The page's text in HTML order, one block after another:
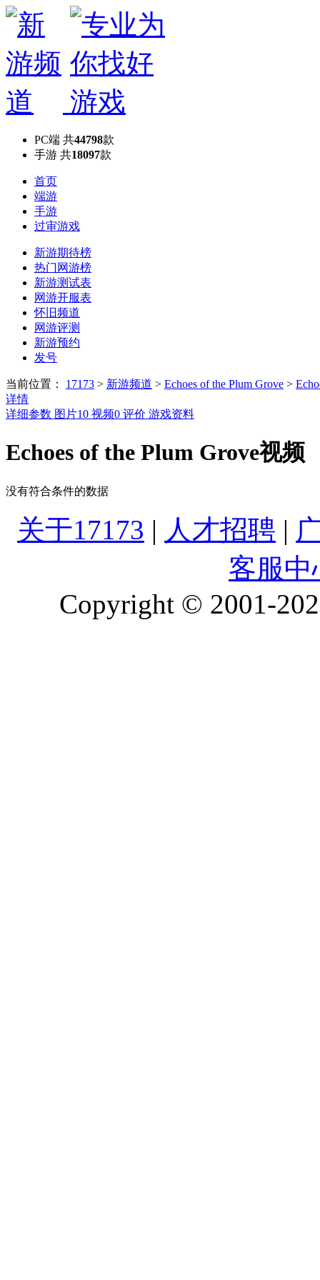
PC端 共44798款
手游 共18097款
首页
端游
手游
过审游戏
新游期待榜
热门网游榜
新游测试表
网游开服表
怀旧频道
网游评测
新游预约
发号
当前位置： 17173 > 新游频道 > Echoes of the Plum Grove >
详情
详细参数 图片10 视频0 评价 游戏资料
Echoes of the Plum Grove视频
没有符合条件的数据
关于17173 | 人才招聘 |
客服中
Copyright © 2001-